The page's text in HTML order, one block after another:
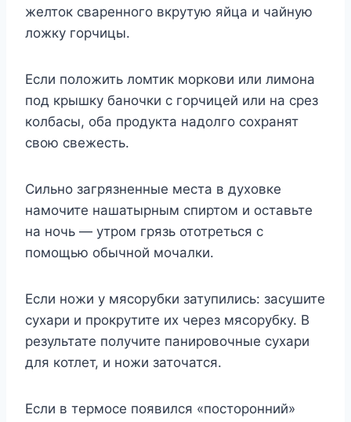
желток сваренного вкрутую яйца и чайную
ложку горчицы.
Если положить ломтик моркови или лимона
под крышку баночки с горчицей или на срез
колбасы, оба продукта надолго сохранят
свою свежесть.
Сильно загрязненные места в духовке
намочите нашатырным спиртом и оставьте
на ночь — утром грязь ототреться с
помощью обычной мочалки.
Если ножи у мясорубки затупились: засушите
сухари и прокрутите их через мясорубку. В
результате получите панировочные сухари
для котлет, и ножи заточатся.
Если в термосе появился «посторонний»